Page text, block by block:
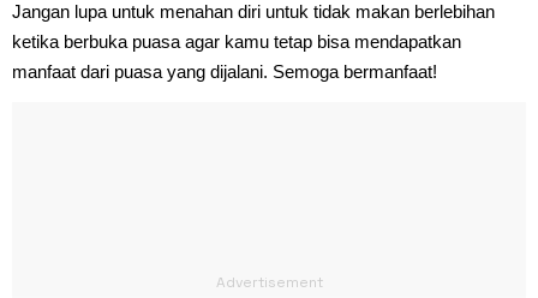
Jangan lupa untuk menahan diri untuk tidak makan berlebihan
ketika berbuka puasa agar kamu tetap bisa mendapatkan
manfaat dari puasa yang dijalani. Semoga bermanfaat!